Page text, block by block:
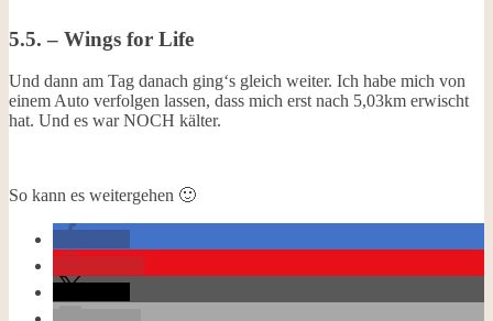
5.5. – Wings for Life
Und dann am Tag danach ging‘s gleich weiter. Ich habe mich von
einem Auto verfolgen lassen, dass mich erst nach 5,03km erwischt
hat. Und es war NOCH kälter.
So kann es weitergehen 🙂